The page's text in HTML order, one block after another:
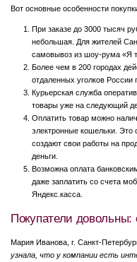
Вот основные особенности
При заказе до 3000 тысяч
небольшая. Для жителей
самовывоз из шоу-рума «Я
Более чем в 200 городах
отдаленных уголков России
Курьерская служба
товары уже на следующий
Оплатить товар можно
электронные кошельки. Это
создают свои работы на
деньги.
Возможна оплата
даже заплатить со счета
Яндекс.касса.
Покупатели довольны:
Мария Иванова, г. Санкт-
узнала, что у компании есть